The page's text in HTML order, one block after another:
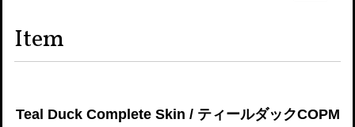
Item
Teal Duck Complete Skin / ティールダックCOPM